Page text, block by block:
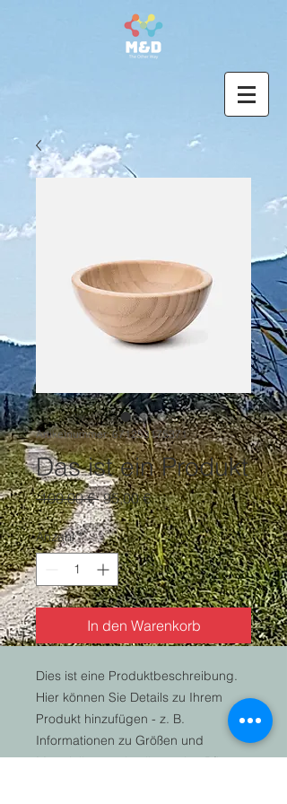
Artikelnummer: 671253175371
Das ist ein Produkt
100,00 € Standardpreis
95,00 €Sale-
Preis
Anzahl *
In den Warenkorb
Dies ist eine Produktbeschreibung.
Hier können Sie Details zu Ihrem
Produkt hinzufügen - z. B.
Informationen zu Größen und
Materialien sowie allgemeine Pflege-